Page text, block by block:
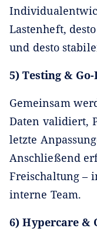
Lastenheft,
und desto
5) Testing &
Gemeinsam
Daten validiert,
letzte
Anschließend
Freischaltung –
interne Team.
6) Hypercare &